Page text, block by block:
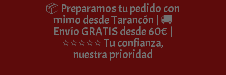
📦 Preparamos tu pedido con
mimo desde Tarancón | 🚚
Envío GRATIS desde 60€ |
⭐⭐⭐⭐⭐ Tu confianza,
nuestra prioridad